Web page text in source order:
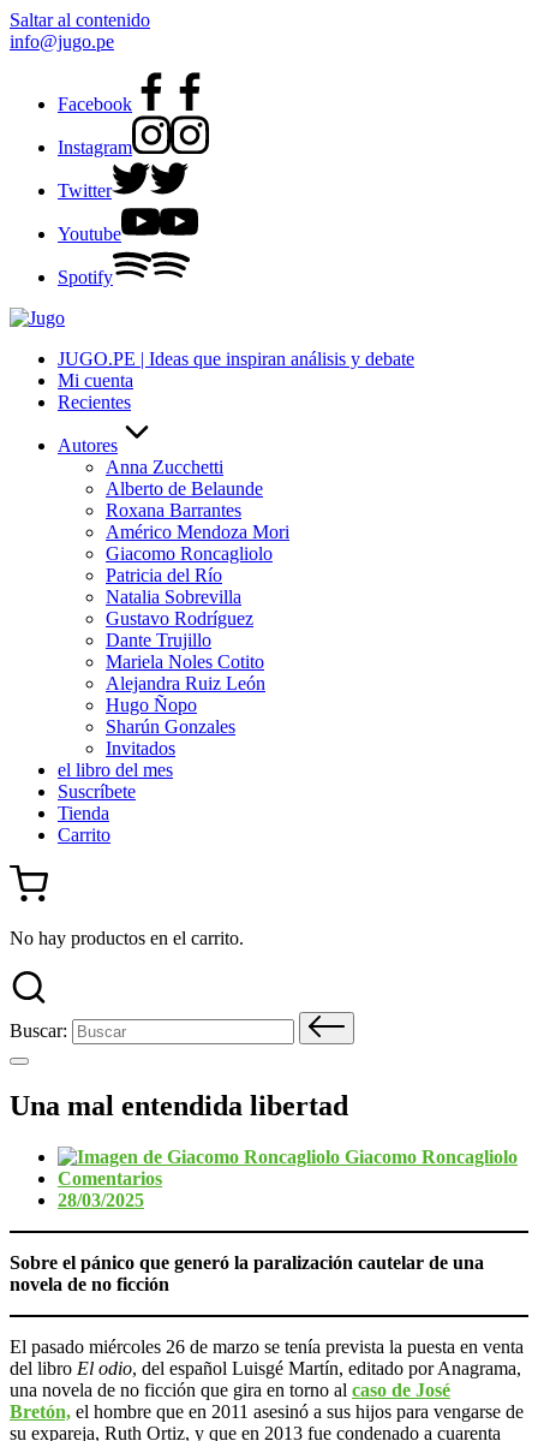
Saltar al contenido
info@jugo.pe
Facebook
Instagram
Twitter
Youtube
Spotify
JUGO.PE | Ideas que inspiran análisis y debate
Mi cuenta
Recientes
Autores
Anna Zucchetti
Alberto de Belaunde
Roxana Barrantes
Américo Mendoza Mori
Giacomo Roncagliolo
Patricia del Río
Natalia Sobrevilla
Gustavo Rodríguez
Dante Trujillo
Mariela Noles Cotito
Alejandra Ruiz León
Hugo Ñopo
Sharún Gonzales
Invitados
el libro del mes
Suscríbete
Tienda
Carrito
No hay productos en el carrito.
Buscar:
Una mal entendida libertad
Giacomo Roncagliolo
Comentarios
28/03/2025
Sobre el pánico que generó la paralización cautelar de una
novela de no ficción
El pasado miércoles 26 de marzo se tenía prevista la puesta en venta
del libro El odio, del español Luisgé Martín, editado por Anagrama,
una novela de no ficción que gira en torno al caso de José
Bretón, el hombre que en 2011 asesinó a sus hijos para vengarse de
su expareja, Ruth Ortiz, y que en 2013 fue condenado a cuarenta